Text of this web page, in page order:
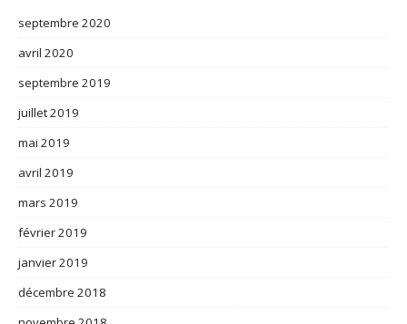
septembre 2020
avril 2020
septembre 2019
juillet 2019
mai 2019
avril 2019
mars 2019
février 2019
janvier 2019
décembre 2018